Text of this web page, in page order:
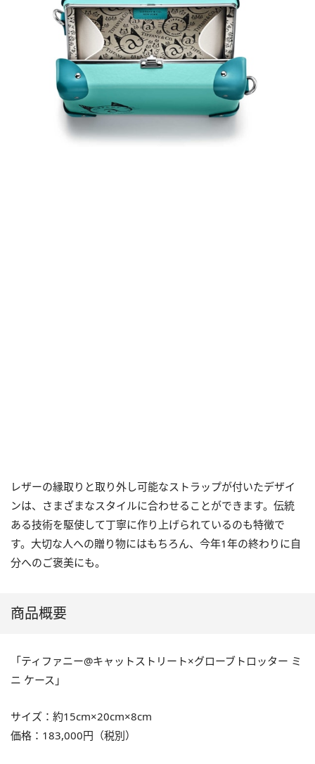
レザーの縁取りと取り外し可能なストラップが付いたデザイ
ンは、さまざまなスタイルに合わせることができます。伝統
ある技術を駆使して丁寧に作り上げられているのも特徴で
す。 大切な人への贈り物にはもちろん、今年1年の終わりに自
分へのご褒美にも。
商品概要
「ティファニー@キャットストリート×グローブトロッター ミ
ニ ケース」
サイズ：約15cm×20cm×8cm
価格： 183,000円（税別）